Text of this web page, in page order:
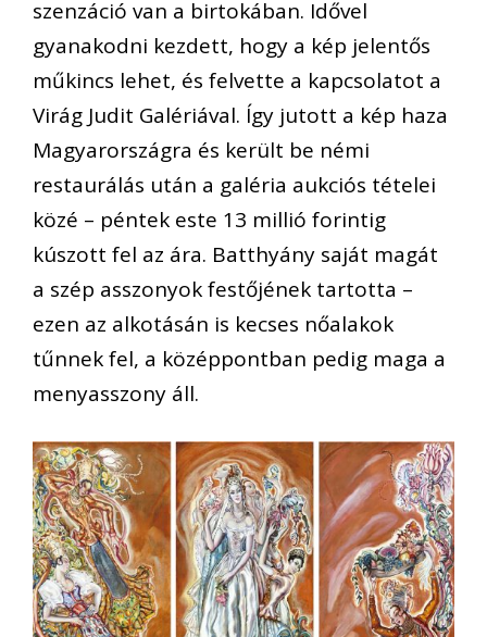
szenzáció van a birtokában. Idővel
gyanakodni kezdett, hogy a kép jelentős
műkincs lehet, és felvette a kapcsolatot a
Virág Judit Galériával. Így jutott a kép haza
Magyarországra és került be némi
restaurálás után a galéria aukciós tételei
közé – péntek este 13 millió forintig
kúszott fel az ára. Batthyány saját magát
a szép asszonyok festőjének tartotta –
ezen az alkotásán is kecses nőalakok
tűnnek fel, a középpontban pedig maga a
menyasszony áll.